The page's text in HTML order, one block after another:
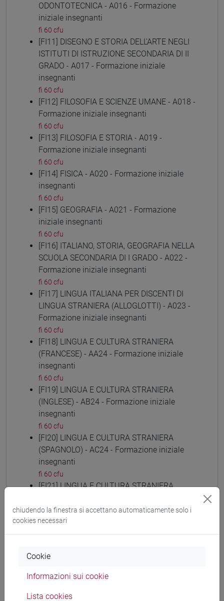
ODONTOTECNICA - A016 - Formazione
iniziale insegnanti
fi 60 cfu
[FI11] DISEGNO E STORIA DELL'ARTE NEGLI
ISTITUTI DI ISTRUZIONE SECONDARIA DI II
GRADO - A017 - Formazione iniziale
insegnanti
fi 60 cfu
[FI12] FILOSOFIA E SCIENZE UMANE - A018 -
Formazione iniziale insegnanti
fi 60 cfu
[FI13] FILOSOFIA E STORIA - A019 -
Formazione iniziale insegnanti
fi 60 cfu
[FI14] FISICA - A020 - Formazione iniziale
insegnanti
fi 60 cfu
[FI15] GEOGRAFIA - A021 - Formazione
iniziale insegnanti
fi 60 cfu
[FI16] ITALIANO, STORIA, GEOGRAFIA NELLA
SCUOLA SECONDARIA DI I GRADO - A022 -
Formazione iniziale insegnanti
fi 60 cfu
[FI17] LINGUA ITALIANA PER DISCENTI DI
LINGUA STRANIERA (ALLOGLOTTI) - A023 -
Formazione iniziale insegnanti
fi 60 cfu
[FI18] LINGUA E CULTURA STRANIERA
(FRANCESE) - AA24 - Formazione iniziale
insegnanti
fi 60 cfu
[FI19] LINGUA E CULTURA STRANIERA
(INGLESE) - AB24 - Formazione iniziale
insegnanti
fi 60 cfu
[FI20] LINGUA E CULTURA STRANIERA
(SPAGNOLO) - AC24 - Formazione iniziale
insegnanti
fi 60 cfu
[FI21] LINGUA E CULTURA STRANIERA
insegnanti
fi 60 cfu
[FI22] LINGUE E CULTURE STRANIERE NEGLI
- AE24 - Formazione iniziale insegnanti
[FI23] LINGUA E CULTURA STRANIERA
(CINESE) - AI24 - Formazione iniziale
chiudendo la finestra si accettano automaticamente solo i
cookies necessari
Cookie
Informazioni sui cookie
Lista cookies